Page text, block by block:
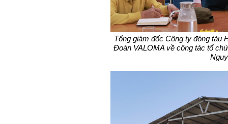
Tổng giám đốc Công ty đóng tàu
Đoàn VALOMA về công tác tổ